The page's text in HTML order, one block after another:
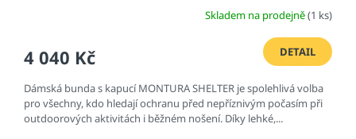
Skladem na prodejně(1 ks)
4 040 Kč DETAIL
Dámská bunda s kapucí MONTURA SHELTER je spolehlivá volba
pro všechny, kdo hledají ochranu před nepříznivým počasím při
outdoorových aktivitách i běžném nošení. Díky lehké,...